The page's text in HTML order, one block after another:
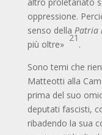
oppressione.
senso della Patria
più oltre»
21
.
Sono temi che
Matteotti alla
prima del suo
deputati fascisti,
ribadendo la sua